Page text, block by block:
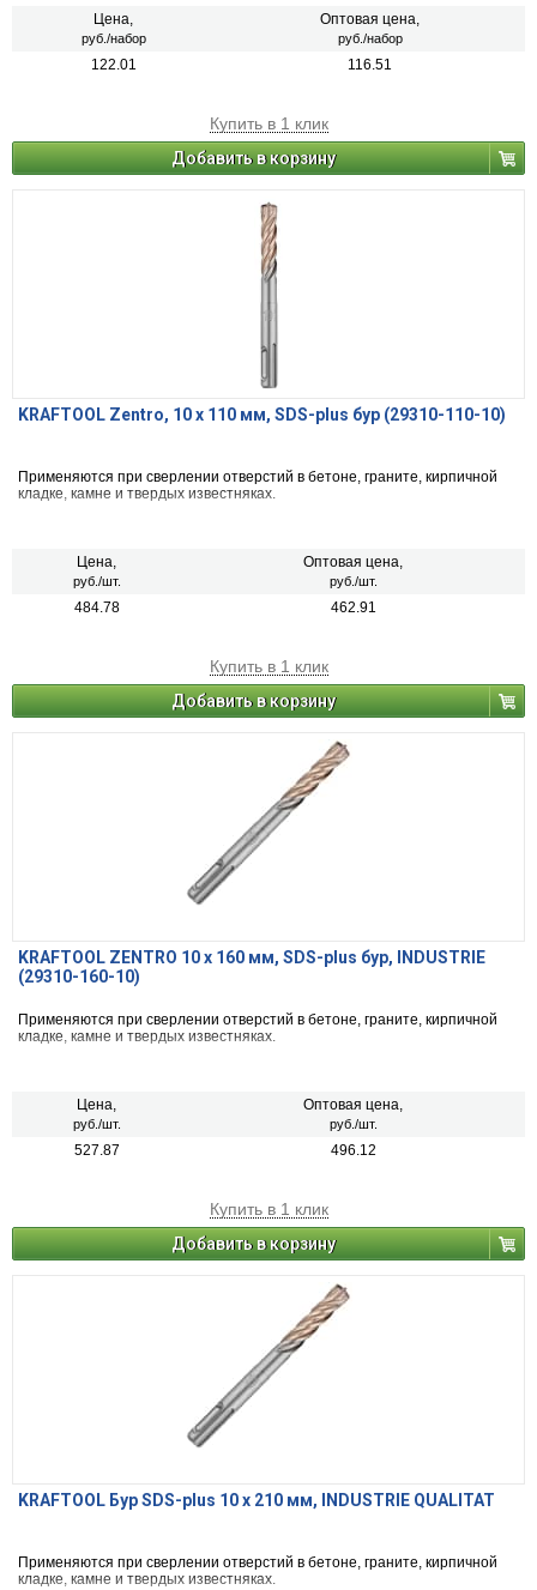
Цена,
руб./набор
Оптовая цена,
руб./набор
122.01 116.51
Купить в 1 клик
Добавить в корзину
KRAFTOOL Zentro, 10 x 110 мм, SDS-plus бур (29310-110-10)
Применяются при сверлении отверстий в бетоне, граните, кирпичной
кладке, камне и твердых известняках.
Цена,
руб./шт.
Оптовая цена,
руб./шт.
484.78 462.91
Купить в 1 клик
Добавить в корзину
KRAFTOOL ZENTRO 10 x 160 мм, SDS-plus бур, INDUSTRIE
(29310-160-10)
Применяются при сверлении отверстий в бетоне, граните, кирпичной
кладке, камне и твердых известняках.
Цена,
руб./шт.
Оптовая цена,
руб./шт.
527.87 496.12
Купить в 1 клик
Добавить в корзину
KRAFTOOL Бур SDS-plus 10 x 210 мм, INDUSTRIE QUALITAT
Применяются при сверлении отверстий в бетоне, граните, кирпичной
кладке, камне и твердых известняках.